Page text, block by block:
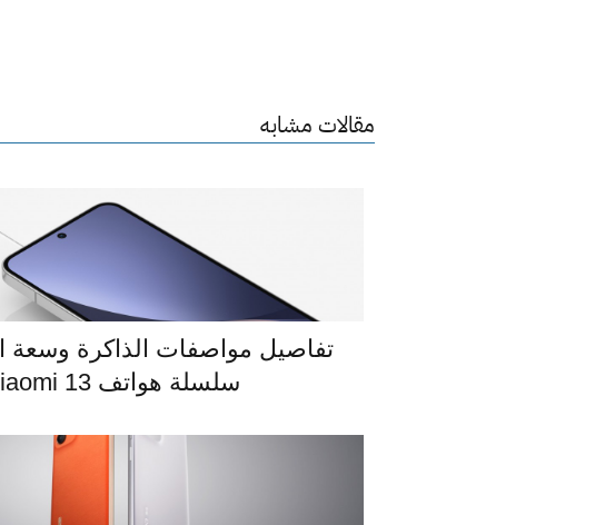
مقالات مشابه
تفاصيل مواصفات الذاكرة وسعة
سلسلة هواتف Xiaomi 13